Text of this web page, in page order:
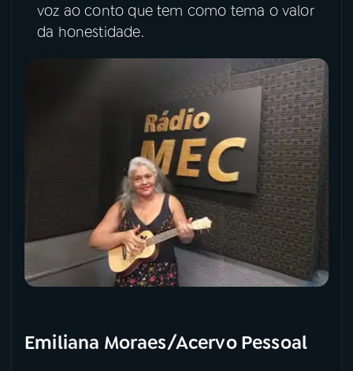
YouTube Facebook
Instagram X
voz ao conto que tem como tema o valor
da honestidade.
Emiliana Moraes/Acervo Pessoal